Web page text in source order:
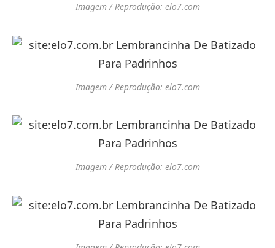
Imagem / Reprodução: elo7.com
Imagem / Reprodução: elo7.com
Imagem / Reprodução: elo7.com